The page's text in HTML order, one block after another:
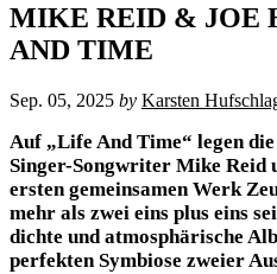
MIKE REID & JOE
AND TIME
Sep. 05, 2025 by Karsten
Auf „Life And Time“ legen
Singer-Songwriter Mike Reid
ersten gemeinsamen Werk
mehr als zwei eins plus eins
dichte und atmosphärische
perfekten Symbiose zweier